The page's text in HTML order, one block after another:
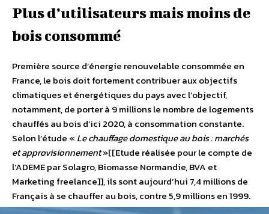
Plus d’utilisateurs mais moins de
bois consommé
Première source d’énergie renouvelable consommée en
France, le bois doit fortement contribuer aux objectifs
climatiques et énergétiques du pays avec l’objectif,
notamment, de porter à 9 millions le nombre de logements
chauffés au bois d’ici 2020, à consommation constante.
Selon l’étude « Le chauffage domestique au bois : marchés
et approvisionnement»[[Etude réalisée pour le compte de
l’ADEME par Solagro, Biomasse Normandie, BVA et
Marketing freelance]], ils sont aujourd’hui 7,4 millions de
Français à se chauffer au bois, contre 5,9 millions en 1999.